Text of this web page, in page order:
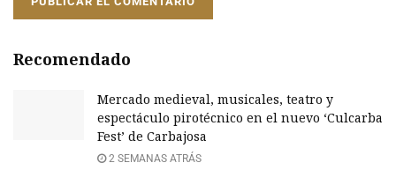
Recomendado
Mercado medieval, musicales, teatro y
espectáculo pirotécnico en el nuevo ‘Culcarba
Fest’ de Carbajosa
2 SEMANAS ATRÁS